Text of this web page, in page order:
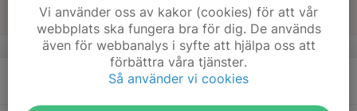
v.43
Vi använder oss av kakor (cookies) för att vår
webbplats ska fungera bra för dig. De används
även för webbanalys i syfte att hjälpa oss att
förbättra våra tjänster.
Så använder vi cookies